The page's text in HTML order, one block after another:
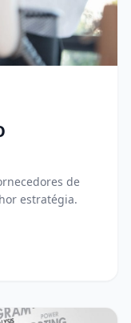
de
estratégia.